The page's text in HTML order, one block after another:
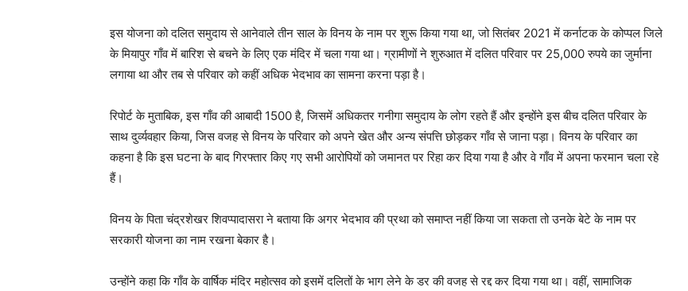
इस योजना को दलित समुदाय से आनेवाले तीन साल के विनय के नाम पर शुरू किया गया था, जो सितंबर 2021 में कर्नाटक के कोप्पल जिले
के मियापुर गाँव में बारिश से बचने के लिए एक मंदिर में चला गया था। ग्रामीणों ने शुरुआत में दलित परिवार पर 25,000 रुपये का जुर्माना
लगाया था और तब से परिवार को कहीं अधिक भेदभाव का सामना करना पड़ा है।
रिपोर्ट के मुताबिक, इस गाँव की आबादी 1500 है, जिसमें अधिकतर गनीगा समुदाय के लोग रहते हैं और इन्होंने इस बीच दलित परिवार के
साथ दुर्व्यवहार किया, जिस वजह से विनय के परिवार को अपने खेत और अन्य संपत्ति छोड़कर गाँव से जाना पड़ा। विनय के परिवार का
कहना है कि इस घटना के बाद गिरफ्तार किए गए सभी आरोपियों को जमानत पर रिहा कर दिया गया है और वे गाँव में अपना फरमान चला रहे
हैं।
विनय के पिता चंद्रशेखर शिवप्पादासरा ने बताया कि अगर भेदभाव की प्रथा को समाप्त नहीं किया जा सकता तो उनके बेटे के नाम पर
सरकारी योजना का नाम रखना बेकार है।
उन्होंने कहा कि गाँव के वार्षिक मंदिर महोत्सव को इसमें दलितों के भाग लेने के डर की वजह से रद्द कर दिया गया था। वहीं, सामाजिक